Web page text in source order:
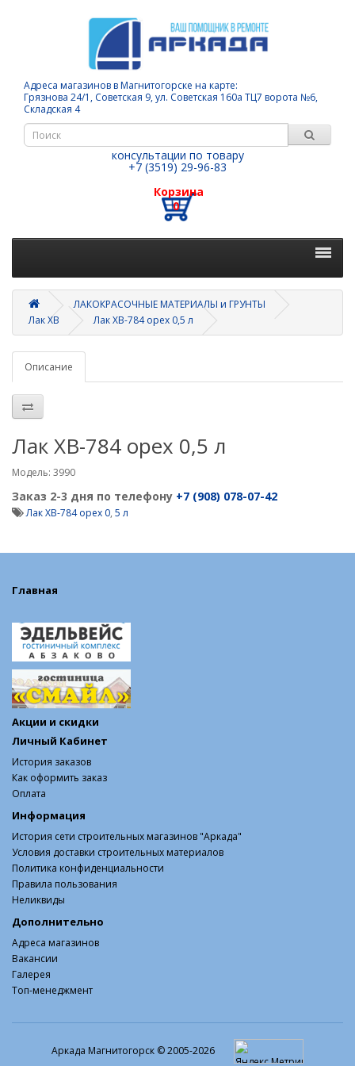
Адреса магазинов в Магнитогорске на карте:
Грязнова 24/1, Советская 9, ул. Советская 160а ТЦ7 ворота №6,
Складская 4
консультации по товару
+7 (3519) 29-96-83
Корзина
0
ЛАКОКРАСОЧНЫЕ МАТЕРИАЛЫ и ГРУНТЫ
Лак ХВ
Лак ХВ-784 орех 0,5 л
Описание
Лак ХВ-784 орех 0,5 л
Модель: 3990
Заказ 2-3 дня по телефону +7 (908) 078-07-42
Лак ХВ-784 орех 0, 5 л
Главная
Акции и скидки
Личный Кабинет
История заказов
Как оформить заказ
Оплата
Информация
История сети строительных магазинов "Аркада"
Условия доставки строительных материалов
Политика конфиденциальности
Правила пользования
Неликвиды
Дополнительно
Адреса магазинов
Вакансии
Галерея
Топ-менеджмент
Аркада Магнитогорск © 2005-2026